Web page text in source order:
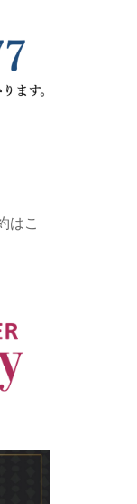
はこ